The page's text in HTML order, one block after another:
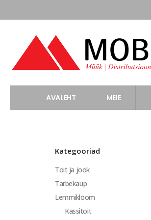
AVALEHT MEIE
Kategooriad
Toit ja jook
Tarbekaup
Lemmikloom
Kassitoit